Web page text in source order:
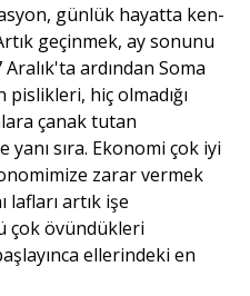
günlük hayatta ken­
geçinmek, ay sonunu
ardından Soma
hiç olmadığı
çanak tutan
yanı sıra. Ekonomi çok iyi
zarar vermek
artık işe
çok övündükleri
ellerindeki en